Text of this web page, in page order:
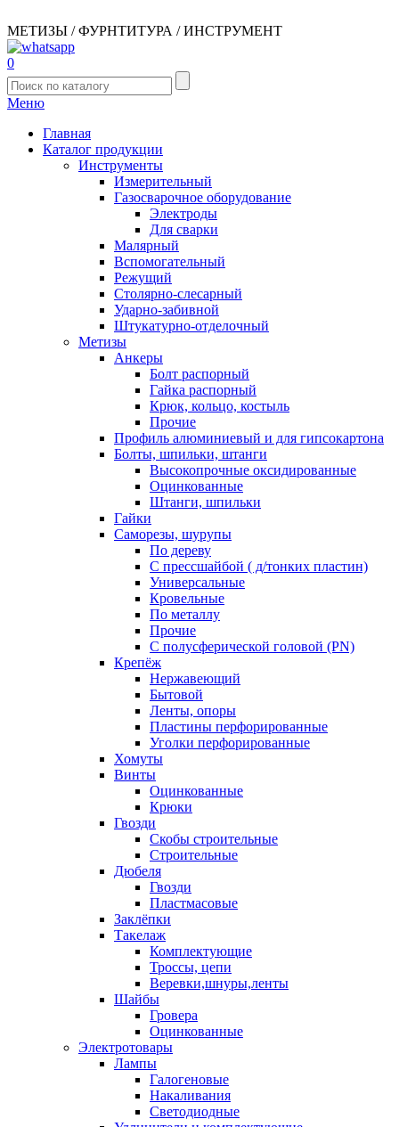
МЕТИЗЫ / ФУРНТИТУРА / ИНСТРУМЕНТ
0
Меню
Главная
Каталог продукции
Инструменты
Измерительный
Газосварочное оборудование
Электроды
Для сварки
Малярный
Вспомогательный
Режущий
Столярно-слесарный
Ударно-забивной
Штукатурно-отделочный
Метизы
Анкеры
Болт распорный
Гайка распорный
Крюк, кольцо, костыль
Прочие
Профиль алюминиевый и для гипсокартона
Болты, шпильки, штанги
Высокопрочные оксидированные
Оцинкованные
Штанги, шпильки
Гайки
Саморезы, шурупы
По дереву
С прессшайбой ( д/тонких пластин)
Универсальные
Кровельные
По металлу
Прочие
С полусферической головой (PN)
Крепёж
Нержавеющий
Бытовой
Ленты, опоры
Пластины перфорированные
Уголки перфорированные
Хомуты
Винты
Оцинкованные
Крюки
Гвозди
Скобы строительные
Строительные
Дюбеля
Гвозди
Пластмасовые
Заклёпки
Такелаж
Комплектующие
Троссы, цепи
Веревки,шнуры,ленты
Шайбы
Гровера
Оцинкованные
Электротовары
Лампы
Галогеновые
Накаливания
Светодиодные